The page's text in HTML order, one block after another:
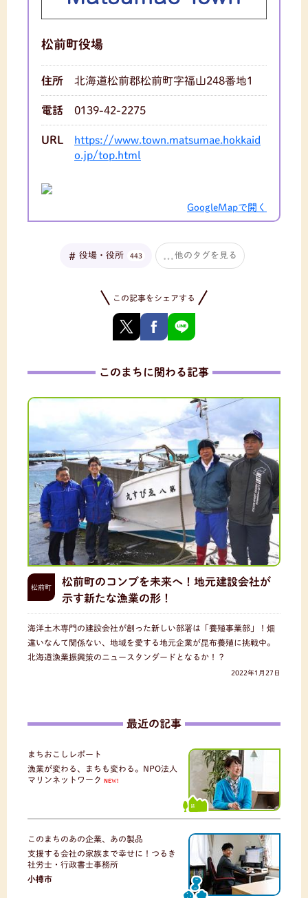
松前町役場
住所 北海道松前郡松前町字福山248番地1
電話 0139-42-2275
URL
https://www.town.matsumae.hokkaid
o.jp/top.html
GoogleMapで開く
役場・役所 443 他のタグを見る
この記事をシェアする
このまちに関わる記事
松前町
松前町のコンブを未来へ！地元建設会社が
示す新たな漁業の形！
海洋土木専門の建設会社が創った新しい部署は「養殖事業部」！畑
違いなんて関係ない、地域を愛する地元企業が昆布養殖に挑戦中。
北海道漁業振興策のニュースタンダードとなるか！？
2022年1月27日
最近の記事
まちおこしレポート
漁業が変わる、まちも変わる。NPO法人
マリンネットワーク
NEW!
このまちのあの企業、あの製品
支援する会社の家族まで幸せに！つるき
社労士・行政書士事務所
小樽市